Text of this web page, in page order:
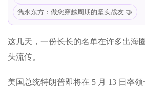
隽永东方：做您穿越周期的坚实战友 🤝
这几天，一份长长的名单在许多出海
头流传。
美国总统特朗普即将在 5 月 13 日率